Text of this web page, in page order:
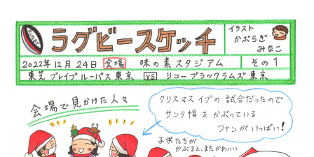
パートナーシップのご案内